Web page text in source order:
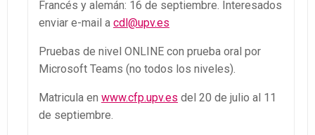
Francés y alemán: 16 de septiembre. Interesados
enviar e-mail a cdl@upv.es
Pruebas de nivel ONLINE con prueba oral por
Microsoft Teams (no todos los niveles).
Matricula en www.cfp.upv.es del 20 de julio al 11
de septiembre.